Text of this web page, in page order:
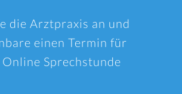
die Arztpraxis an und
einen Termin für
Online Sprechstunde